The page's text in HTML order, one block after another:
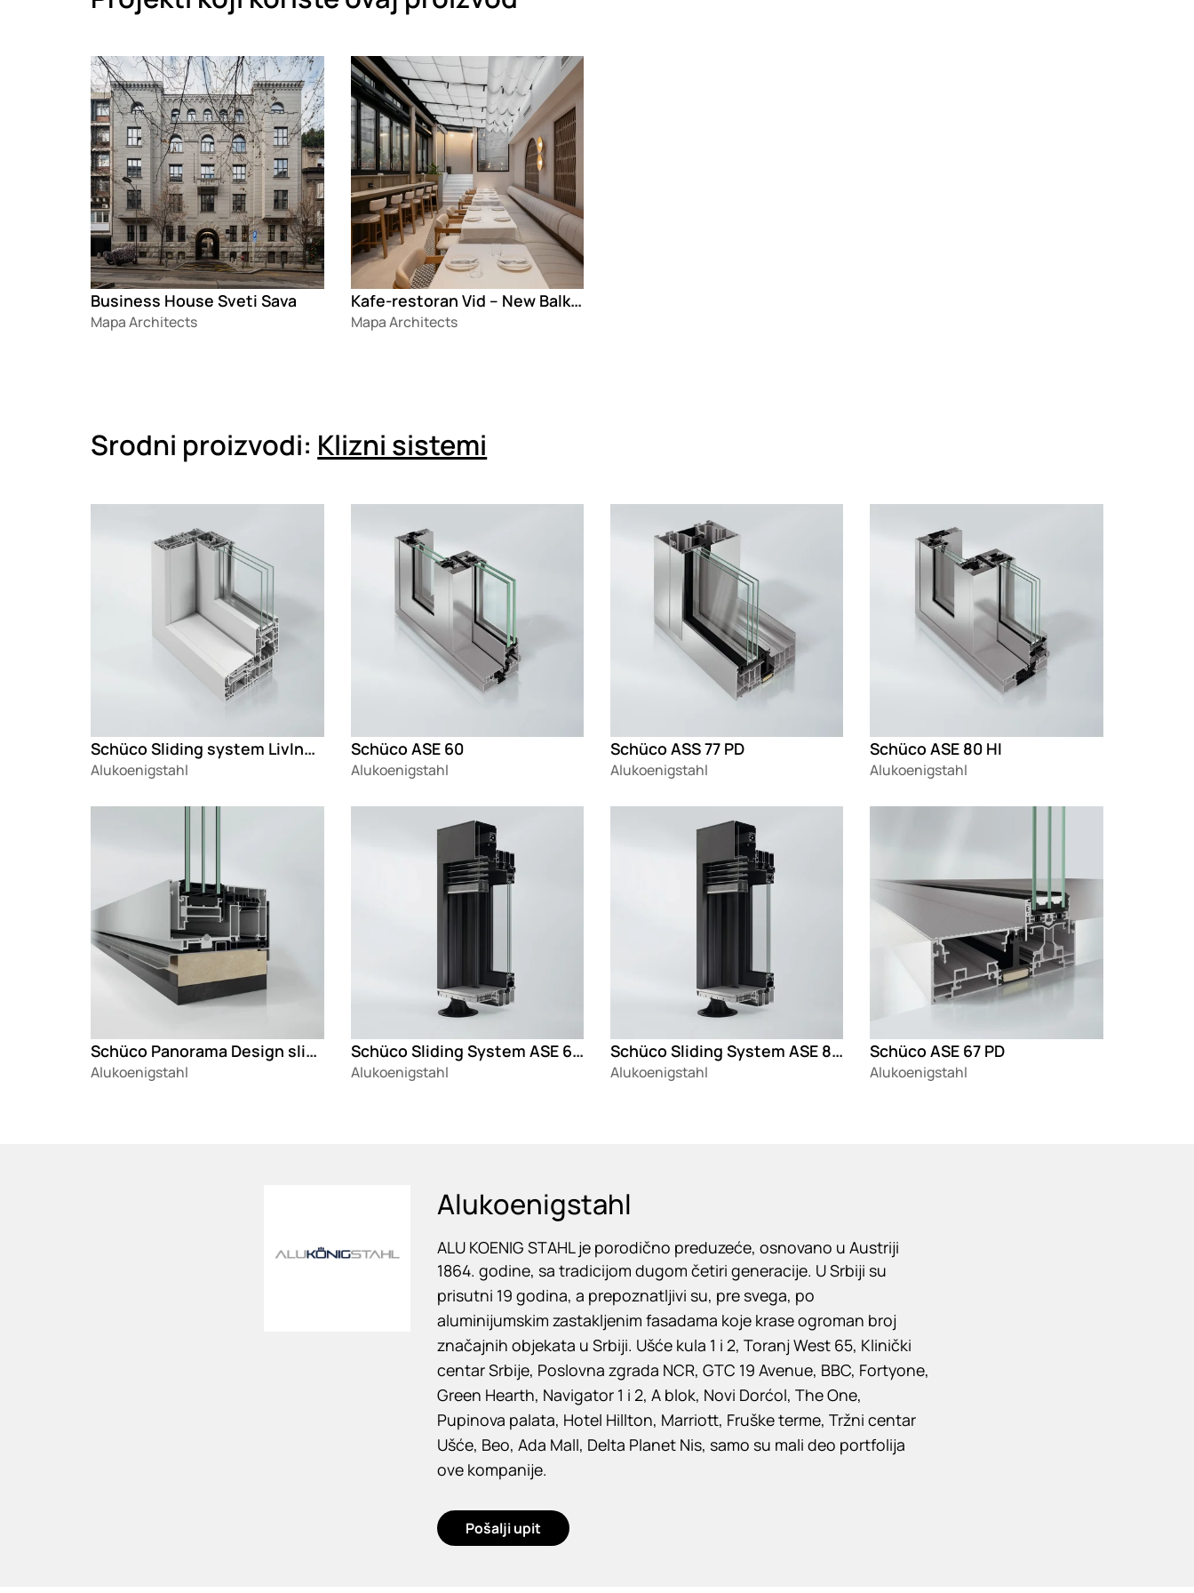
Loading
Business House Sveti Sava
Mapa Architects
Loading
Kafe-restoran Vid – New Balkan Cuisine
Mapa Architects
Srodni proizvodi: Klizni sistemi
Schüco Sliding system LivIng move
Alukoenigstahl
Schüco ASE 60
Alukoenigstahl
Schüco ASS 77 PD
Alukoenigstahl
Schüco ASE 80 HI
Alukoenigstahl
Schüco Panorama Design sliding system AS AL 75
Alukoenigstahl
Schüco Sliding System ASE 60 Perfect
Alukoenigstahl
Schüco Sliding System ASE 80.HI Perfect
Alukoenigstahl
Schüco ASE 67 PD
Alukoenigstahl
Alukoenigstahl
ALU KOENIG STAHL je porodično preduzeće, osnovano u Austriji
1864. godine, sa tradicijom dugom četiri generacije. U Srbiji su
prisutni 19 godina, a prepoznatljivi su, pre svega, po
aluminijumskim zastakljenim fasadama koje krase ogroman broj
značajnih objekata u Srbiji. Ušće kula 1 i 2, Toranj West 65, Klinički
centar Srbije, Poslovna zgrada NCR, GTC 19 Avenue, BBC, Fortyone,
Green Hearth, Navigator 1 i 2, A blok, Novi Dorćol, The One,
Pupinova palata, Hotel Hillton, Marriott, Fruške terme, Tržni centar
Ušće, Beo, Ada Mall, Delta Planet Nis, samo su mali deo portfolija
ove kompanije.
Pošalji upit